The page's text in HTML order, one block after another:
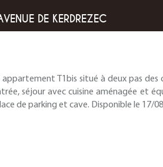
DE KERDREZEC
T1bis situé à deux pas des
séjour avec cuisine aménagée et
de parking et cave. Disponible le 17/